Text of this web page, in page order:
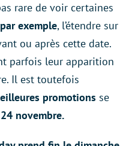
rare de voir certaines
exemple, l’étendre sur
ou après cette date.
parfois leur apparition
Il est toutefois
promotions se
novembre.